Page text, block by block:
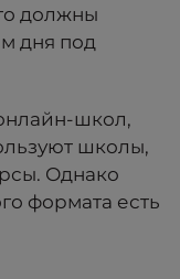
должны
дня под
школ,
школы,
Однако
формата есть